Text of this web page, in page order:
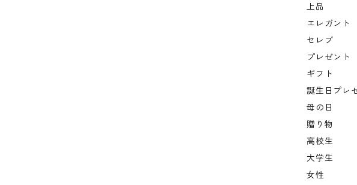
上品
エレガント
セレブ
プレゼント
ギフト
誕生日プレ
母の日
贈り物
高校生
大学生
女性